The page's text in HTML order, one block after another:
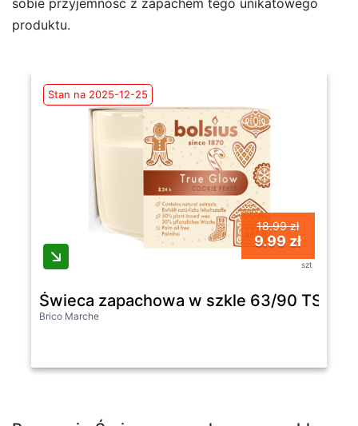
produktu.
Stan na 2025-12-25
18.99 zł
9.99 zł
szt
Świeca zapachowa w szkle 63/90 TS
Brico Marche